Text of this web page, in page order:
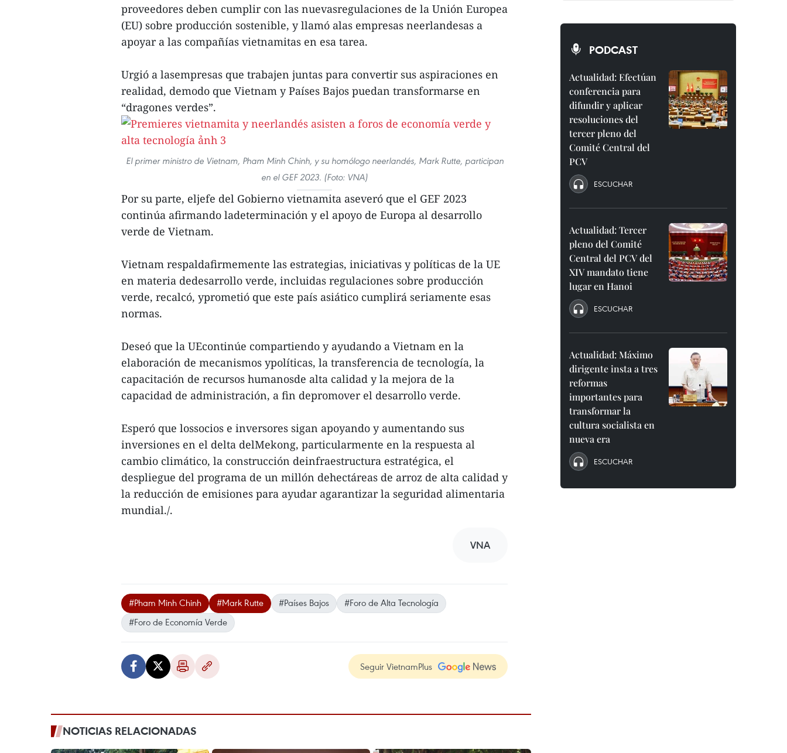
proveedores deben cumplir con las nuevasregulaciones de la Unión Europea
(EU) sobre producción sostenible, y llamó alas empresas neerlandesas a
apoyar a las compañías vietnamitas en esa tarea.
Urgió a lasempresas que trabajen juntas para convertir sus aspiraciones en
realidad, demodo que Vietnam y Países Bajos puedan transformarse en
“dragones verdes”.
El primer ministro de Vietnam, Pham Minh Chinh, y su homólogo neerlandés, Mark Rutte, participan
en el GEF 2023. (Foto: VNA)
Por su parte, eljefe del Gobierno vietnamita aseveró que el GEF 2023
continúa afirmando ladeterminación y el apoyo de Europa al desarrollo
verde de Vietnam.
Vietnam respaldafirmemente las estrategias, iniciativas y políticas de la UE
en materia dedesarrollo verde, incluidas regulaciones sobre producción
verde, recalcó, yprometió que este país asiático cumplirá seriamente esas
normas.
Deseó que la UEcontinúe compartiendo y ayudando a Vietnam en la
elaboración de mecanismos ypolíticas, la transferencia de tecnología, la
capacitación de recursos humanosde alta calidad y la mejora de la
capacidad de administración, a fin depromover el desarrollo verde.
Esperó que lossocios e inversores sigan apoyando y aumentando sus
inversiones en el delta delMekong, particularmente en la respuesta al
cambio climático, la construcción deinfraestructura estratégica, el
despliegue del programa de un millón dehectáreas de arroz de alta calidad y
la reducción de emisiones para ayudar agarantizar la seguridad alimentaria
mundial./.
VNA
#Pham Minh Chinh #Mark Rutte #Países Bajos
#Foro de Alta Tecnología
#Foro de Economía Verde
Seguir VietnamPlus
NOTICIAS RELACIONADAS
PODCAST
Actualidad: Efectúan
conferencia para
difundir y aplicar
resoluciones del
tercer pleno del
Comité Central del
PCV
ESCUCHAR
Actualidad: Tercer
pleno del Comité
Central del PCV del
XIV mandato tiene
lugar en Hanoi
ESCUCHAR
Actualidad: Máximo
dirigente insta a tres
reformas
importantes para
transformar la
cultura socialista en
nueva era
ESCUCHAR